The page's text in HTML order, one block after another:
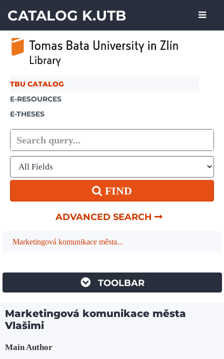
CATALOG K.UTB
TBU CATALOG
E-RESOURCES
E-THESES
FIND
ADVANCED SEARCH
Marketingová komunikace města...
TOOLBAR
Marketingová komunikace města
Vlašimi
Bibliographic Details
Main Author